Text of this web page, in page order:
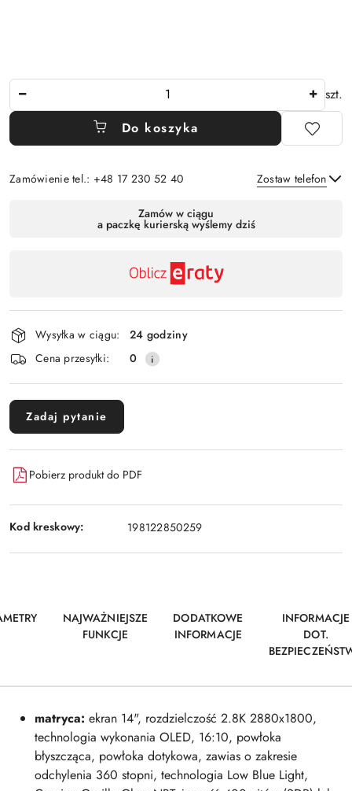
szt.
Do koszyka
Zamówienie tel.: +48 17 230 52 40 Zostaw telefon
Zamów w ciągu
a paczkę kurierską wyślemy dziś
Wysyłka w ciągu:
24 godziny
Cena przesyłki:
0
Zadaj pytanie
Pobierz produkt do PDF
Kod kreskowy: 198122850259
NAJWAŻNIEJSZE
FUNKCJE
DODATKOWE
INFORMACJE
INFORMACJE
DOT.
matryca: ekran 14", rozdzielczość 2.8K 2880x1800,
technologia wykonania OLED, 16:10, powłoka
błyszcząca, powłoka dotykowa, zawias o zakresie
odchylenia 360 stopni, technologia Low Blue Light,